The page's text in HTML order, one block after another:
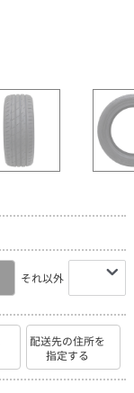
それ以外
配送先の住所を
指定する